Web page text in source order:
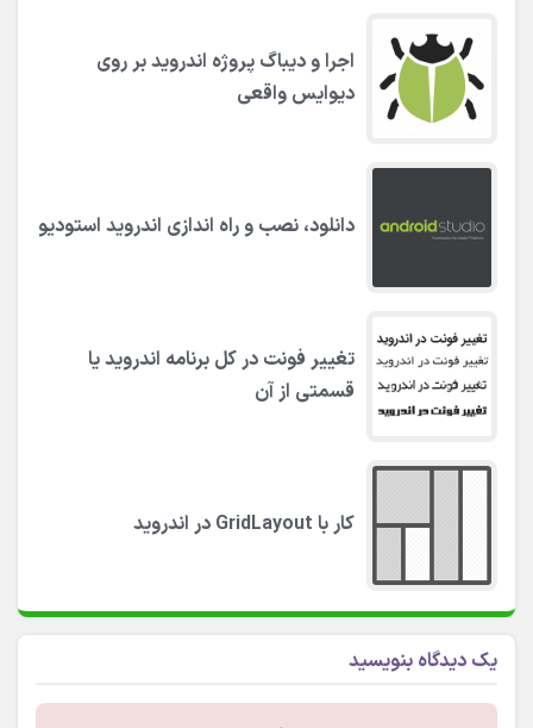
اجرا و دیباگ پروژه اندروید بر روی
دیوایس واقعی
دانلود، نصب و راه اندازی اندروید استودیو
تغییر فونت در کل برنامه اندروید یا
قسمتی از آن
کار با GridLayout در اندروید
یک دیدگاه بنویسید